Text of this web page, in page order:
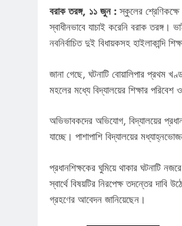
বরাক তরঙ্গ, ১১ জুন :স্কুলের শ্রেণিকক্ষে
স্বাধীনভাবে যাচাই করেনি বরাক তরঙ্গ।
নবনির্বাচিত দুই বিধায়কসহ হাইলাকান্দি
জানা গেছে, ঘটনাটি বোয়ালিপার
মহলের মধ্যে বিদ্যালয়ের শিক্ষার
অভিভাবকদের অভিযোগ, বিদ্যালয়ের
যাচ্ছে। পাশাপাশি বিদ্যালয়ের
প্রধানশিক্ষকের ঘুমিয়ে থাকার ঘটনাটি
স্বার্থে বিষয়টির নিরপেক্ষ তদন্তের দাবি
গ্রহণের আবেদন জানিয়েছেন।